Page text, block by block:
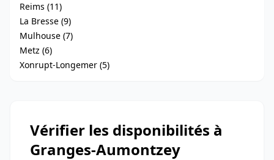
Reims (11)
La Bresse (9)
Mulhouse (7)
Metz (6)
Xonrupt-Longemer (5)
Vérifier les disponibilités à
Granges-Aumontzey